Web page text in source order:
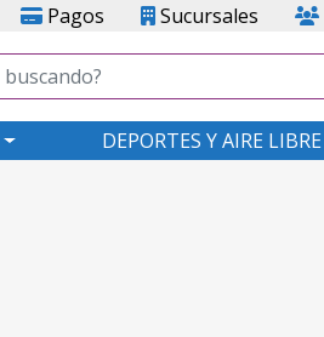
Pagos Sucursales
DEPORTES Y AIRE LIBRE